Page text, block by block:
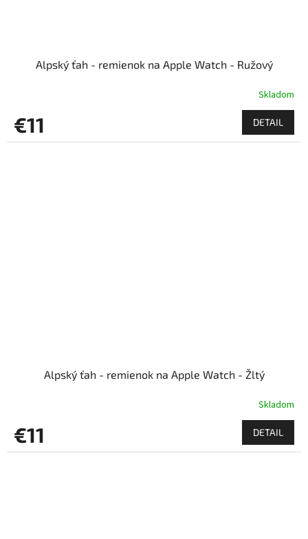
Alpský ťah - remienok na Apple Watch - Ružový
Skladom
€11 DETAIL
Alpský ťah - remienok na Apple Watch - Žltý
Skladom
€11 DETAIL